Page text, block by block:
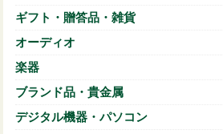
ギフト・贈答品・雑貨
オーディオ
楽器
ブランド品・貴金属
デジタル機器・パソコン